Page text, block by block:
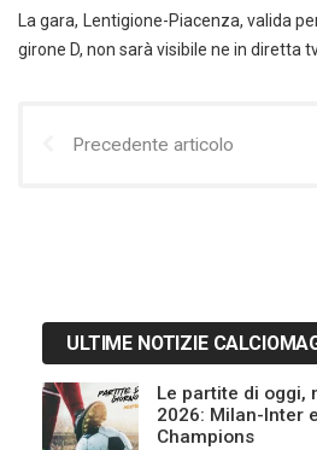
La gara, Lentigione-Piacenza, valida
girone D, non sarà visibile ne in diretta
Precedente articolo
ULTIME NOTIZIE
Le partite di oggi,
2026: Milan-Inter
Champions